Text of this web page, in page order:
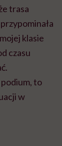
trasa
klasie
czasu
to
w